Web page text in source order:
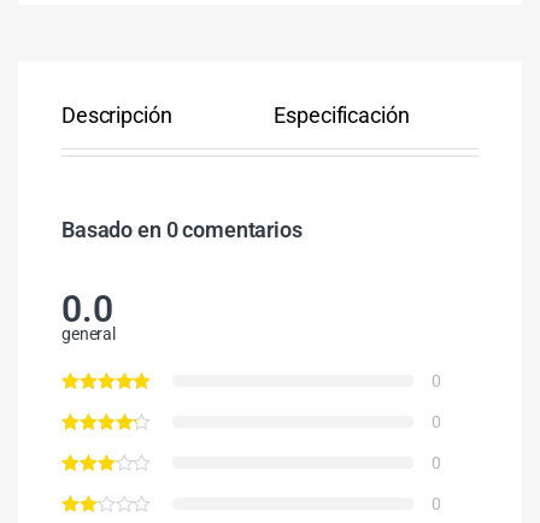
Descripción Especificación
Basado en 0 comentarios
0.0
general
0
0
0
0